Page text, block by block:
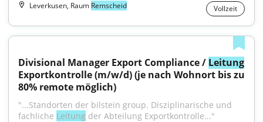
Leverkusen, Raum Remscheid Vollzeit
Divisional Manager Export Compliance / Leitung
Exportkontrolle (m/w/d) (je nach Wohnort bis zu
80% remote möglich)
"...Standorten der bilstein group. Disziplinarische und
fachliche Leitung der Abteilung Exportkontrolle..."